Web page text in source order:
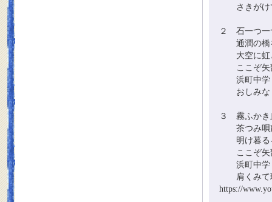
さきがけ
２ 石一つ一
通潤の橋
大空に虹
ここぞ矢
浜町中学
おしみな
３ 霧ふかき
茶つみ唄
明け暮る
ここぞ矢
浜町中学
肩くみて
https://